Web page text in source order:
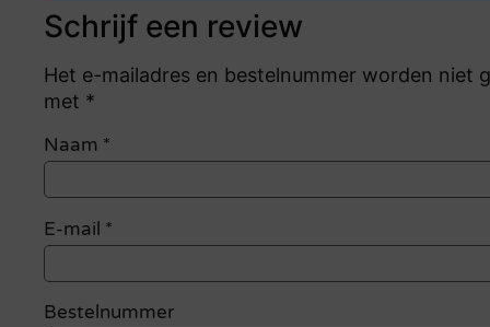
Schrijf een review
Het e-mailadres en bestelnummer worden niet
met *
Naam *
E-mail *
Bestelnummer